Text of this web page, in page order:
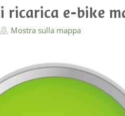
ricarica e-bike
Mostra sulla mappa